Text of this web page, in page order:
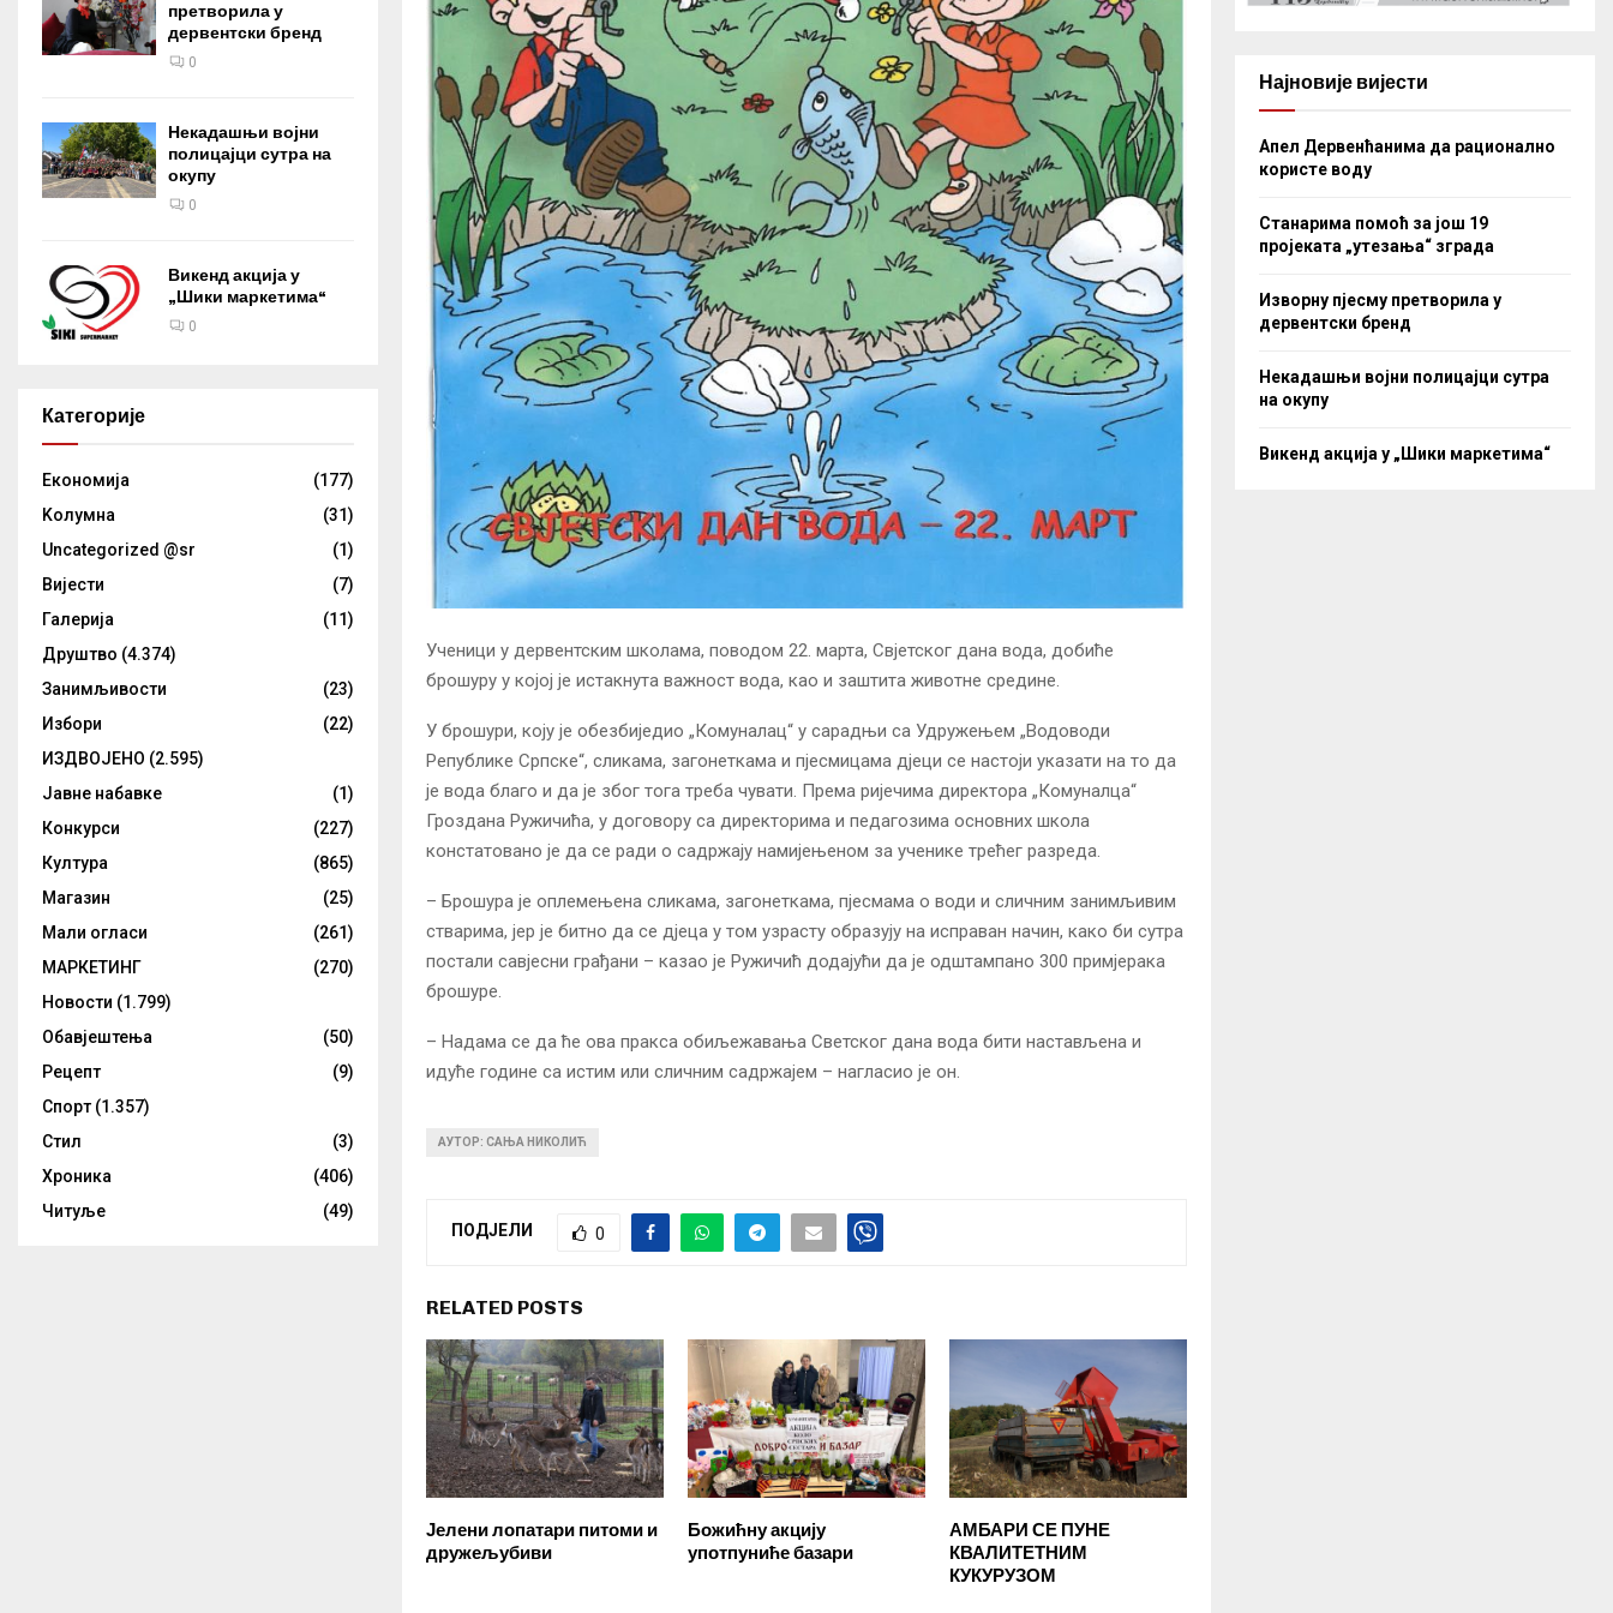
Ученици у дервентским школама, поводом 22. марта, Свјетског дана вода, добиће
брошуру у којој је истакнута важност вода, као и заштита животне средине.
У брошури, коју је обезбиједио „Комуналац“ у сарадњи са Удружењем „Водоводи
Републике Српске“, сликама, загонеткама и пјесмицама дјеци се настоји указати на то да
је вода благо и да је због тога треба чувати. Према ријечима директора „Комуналца“
Гроздана Ружичића, у договору са директорима и педагозима основних школа
констатовано је да се ради о садржају намијењеном за ученике трећег разреда.
– Брошура је оплемењена сликама, загонеткама, пјесмама о води и сличним занимљивим
стварима, јер је битно да се дјеца у том узрасту образују на исправан начин, како би сутра
постали савјесни грађани – казао је Ружичић додајући да је одштампано 300 примјерака
брошуре.
– Надама се да ће ова пракса обиљежавања Светског дана вода бити настављена и
идуће године са истим или сличним садржајем – нагласио је он.
АУТОР: САЊА НИКОЛИЋ
ПОДЈЕЛИ 0
RELATED POSTS
Јелени лопатари питоми и
дружељубиви
Божићну акцију
употпуниће базари
АМБАРИ СЕ ПУНЕ
КВАЛИТЕТНИМ
КУКУРУЗОМ
претворила у
дервентски бренд
0
Некадашњи војни
полицајци сутра на
окупу
0
Викенд акција у
„Шики маркетима“
0
Категорије
Eкономија
(177)
Kолумнa
(31)
Uncategorized @sr
(1)
Вијести
(7)
Галерија
(11)
Друштво (4.374)
Занимљивости
(23)
Избори
(22)
ИЗДВОЈЕНО (2.595)
Јавне набавке
(1)
Конкурси
(227)
Култура
(865)
Магазин
(25)
Мали огласи
(261)
МАРКЕТИНГ
(270)
Новости (1.799)
Обавјештења
(50)
Рецепт
(9)
Спорт (1.357)
Стил
(3)
Хроника
(406)
Читуље
(49)
Најновије вијести
Апел Дервенћанима да рационално
користе воду
Станарима помоћ за још 19
пројеката „утезања“ зграда
Изворну пјесму претворила у
дервентски бренд
Некадашњи војни полицајци сутра
на окупу
Викенд акција у „Шики маркетима“